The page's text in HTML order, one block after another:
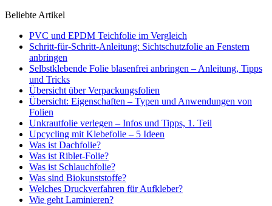
Beliebte Artikel
PVC und EPDM Teichfolie im Vergleich
Schritt-für-Schritt-Anleitung: Sichtschutzfolie an Fenstern
anbringen
Selbstklebende Folie blasenfrei anbringen – Anleitung, Tipps
und Tricks
Übersicht über Verpackungsfolien
Übersicht: Eigenschaften – Typen und Anwendungen von
Folien
Unkrautfolie verlegen – Infos und Tipps, 1. Teil
Upcycling mit Klebefolie – 5 Ideen
Was ist Dachfolie?
Was ist Riblet-Folie?
Was ist Schlauchfolie?
Was sind Biokunststoffe?
Welches Druckverfahren für Aufkleber?
Wie geht Laminieren?